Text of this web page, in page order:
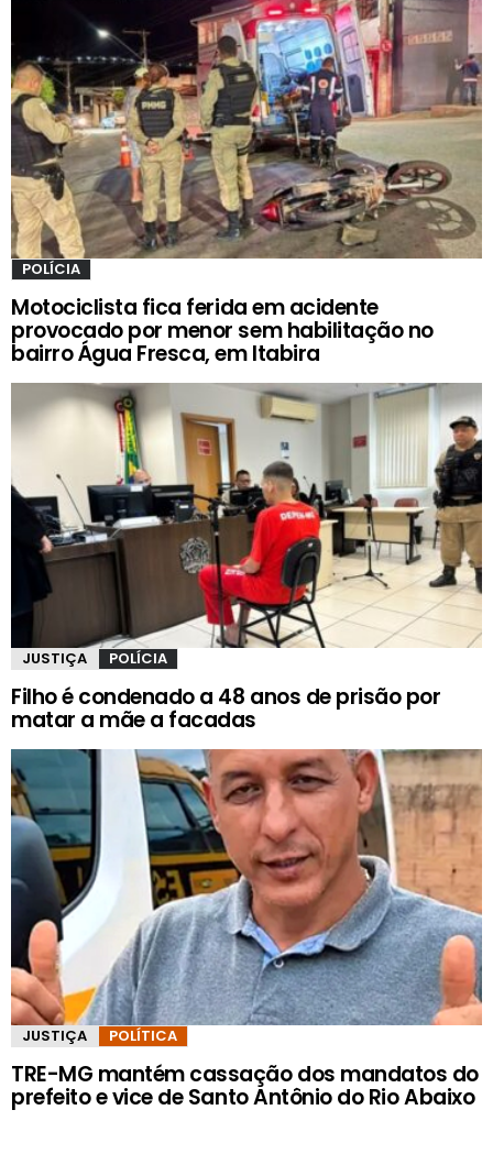
POLÍCIA
Motociclista fica ferida em acidente
provocado por menor sem habilitação no
bairro Água Fresca, em Itabira
JUSTIÇA POLÍCIA
Filho é condenado a 48 anos de prisão por
matar a mãe a facadas
JUSTIÇA POLÍTICA
TRE-MG mantém cassação dos mandatos do
prefeito e vice de Santo Antônio do Rio Abaixo